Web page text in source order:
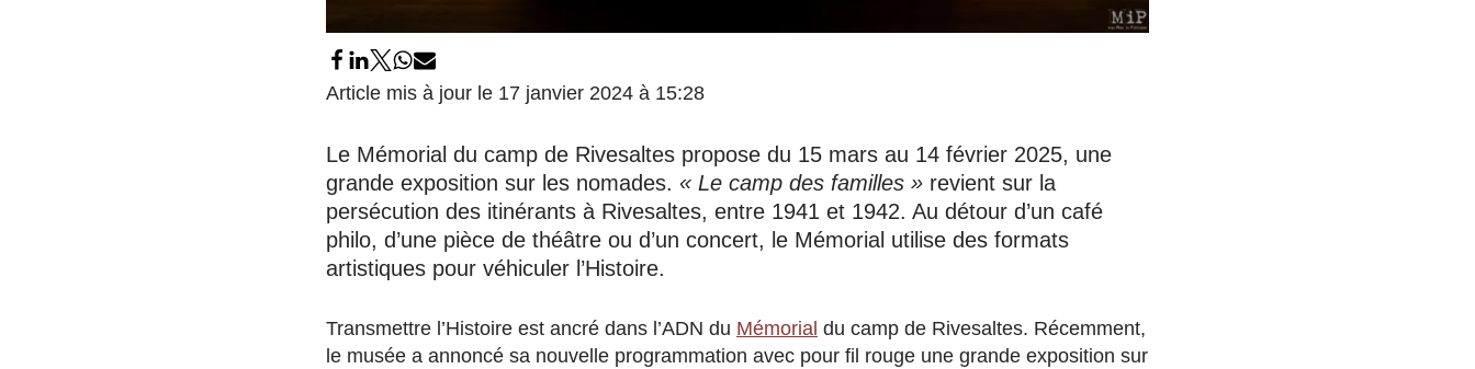
Article mis à jour le 17 janvier 2024 à 15:28
Le Mémorial du camp de Rivesaltes propose du 15 mars au 14 février 2025, une
grande exposition sur les nomades. « Le camp des familles » revient sur la
persécution des itinérants à Rivesaltes, entre 1941 et 1942. Au détour d’un café
philo, d’une pièce de théâtre ou d’un concert, le Mémorial utilise des formats
artistiques pour véhiculer l’Histoire.
Transmettre l’Histoire est ancré dans l’ADN du Mémorial du camp de Rivesaltes. Récemment,
le musée a annoncé sa nouvelle programmation avec pour fil rouge une grande exposition sur